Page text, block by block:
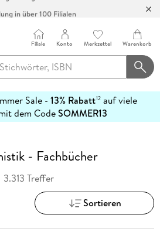
Filiale Konto Merkzettel Warenkorb
Sale - 13% Rabatt12 auf viele
dem CodeSOMMER13
- Fachbücher
3.313 Treffer
Sortieren